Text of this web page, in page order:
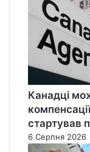
Канадці
стартував
6 Серпня 2026